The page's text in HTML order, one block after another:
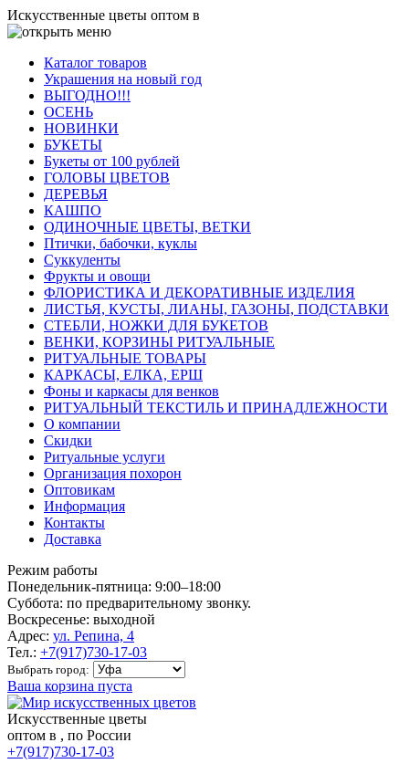
Искусственные цветы оптом в
Каталог товаров
Украшения на новый год
ВЫГОДНО!!!
ОСЕНЬ
НОВИНКИ
БУКЕТЫ
Букеты от 100 рублей
ГОЛОВЫ ЦВЕТОВ
ДЕРЕВЬЯ
КАШПО
ОДИНОЧНЫЕ ЦВЕТЫ, ВЕТКИ
Птички, бабочки, куклы
Суккуленты
Фрукты и овощи
ФЛОРИСТИКА И ДЕКОРАТИВНЫЕ ИЗДЕЛИЯ
ЛИСТЬЯ, КУСТЫ, ЛИАНЫ, ГАЗОНЫ, ПОДСТАВКИ
СТЕБЛИ, НОЖКИ ДЛЯ БУКЕТОВ
ВЕНКИ, КОРЗИНЫ РИТУАЛЬНЫЕ
РИТУАЛЬНЫЕ ТОВАРЫ
КАРКАСЫ, ЕЛКА, ЕРШ
Фоны и каркасы для венков
РИТУАЛЬНЫЙ ТЕКСТИЛЬ И ПРИНАДЛЕЖНОСТИ
О компании
Скидки
Ритуальные услуги
Организация похорон
Оптовикам
Информация
Контакты
Доставка
Режим работы
Понедельник-пятница: 9:00–18:00
Суббота: по предварительному звонку.
Воскресенье: выходной
Адрес: ул. Репина, 4
Тел.: +7(917)730-17-03
Выбрать город:
Ваша корзина пуста
Искусственные цветы
оптом в , по России
+7(917)730-17-03